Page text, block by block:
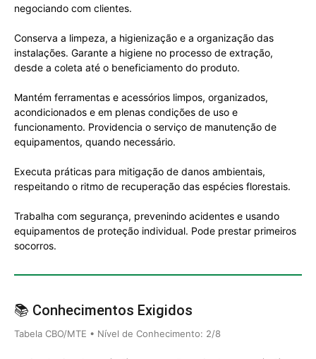
negociando com clientes.
Conserva a limpeza, a higienização e a organização das
instalações. Garante a higiene no processo de extração,
desde a coleta até o beneficiamento do produto.
Mantém ferramentas e acessórios limpos, organizados,
acondicionados e em plenas condições de uso e
funcionamento. Providencia o serviço de manutenção de
equipamentos, quando necessário.
Executa práticas para mitigação de danos ambientais,
respeitando o ritmo de recuperação das espécies florestais.
Trabalha com segurança, prevenindo acidentes e usando
equipamentos de proteção individual. Pode prestar primeiros
socorros.
📚 Conhecimentos Exigidos
Tabela CBO/MTE • Nível de Conhecimento: 2/8